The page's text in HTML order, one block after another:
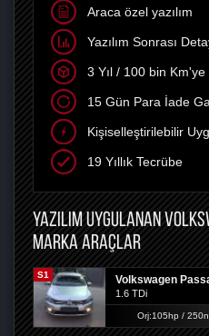
Araca özel yazılım
Yazılım Sonrası
3 Yıl / 100 bin
15 Gün Para İade
Kişiselleştirilebilir
19 Yıllık Tecrübe
YAZILIM UYGULANAN
MARKA ARAÇLAR
S1 Volkswagen
1.6 TDi
Orj:105hp /